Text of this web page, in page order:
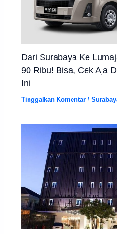
Dari Surabaya Ke
90 Ribu! Bisa, Cek Aja
Ini
Tinggalkan Komentar /